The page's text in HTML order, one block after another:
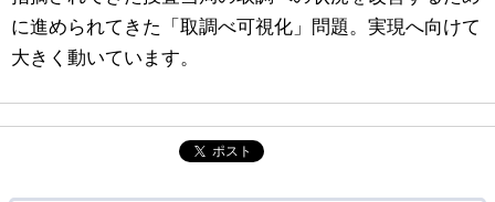
に進められてきた「取調べ可視化」問題。実現へ向けて
大きく動いています。
ポスト